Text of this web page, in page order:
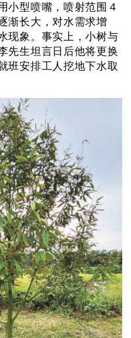
小型喷嘴，喷射范围４
渐长大，对水需求增
现象。事实上，小树与
先生坦言日后他将更换
班安排工人挖地下水取